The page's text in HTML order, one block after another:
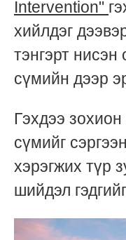
Intervention"
хийлдэг
тэнгэрт
сүмийн дээр
Гэхдээ зохион
сүмийг
хэрэгжих түр
шийдэл